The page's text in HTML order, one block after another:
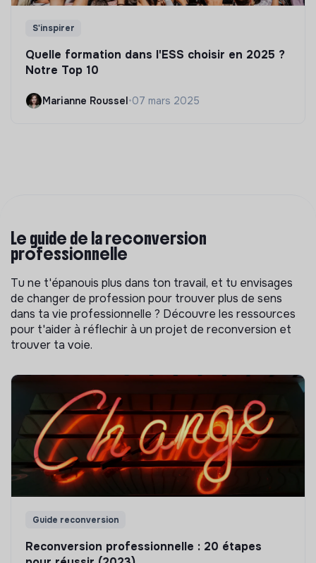
S'inspirer
Quelle formation dans l'ESS choisir en 2025 ?
Notre Top 10
Marianne Roussel•07 mars 2025
Le guide de la reconversion
professionnelle
Tu ne t'épanouis plus dans ton travail, et tu envisages
de changer de profession pour trouver plus de sens
dans ta vie professionnelle ? Découvre les ressources
pour t'aider à réflechir à un projet de reconversion et
trouver ta voie.
Guide reconversion
Reconversion professionnelle : 20 étapes